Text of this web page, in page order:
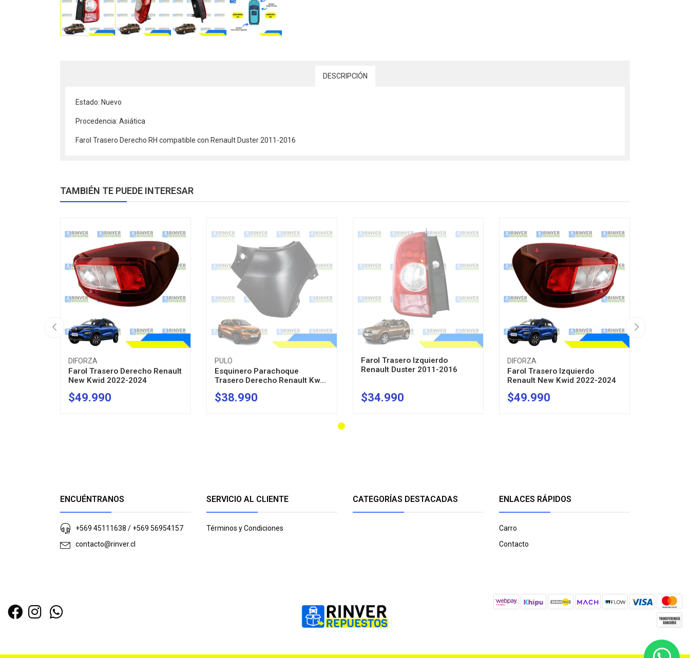
DESCRIPCIÓN
Estado: Nuevo
Procedencia: Asiática
Farol Trasero Derecho RH compatible con Renault Duster 2011-2016
TAMBIÉN TE PUEDE INTERESAR
DIFORZA
Farol Trasero Derecho Renault
New Kwid 2022-2024
-
$49.990
PULO
Esquinero Parachoque
Trasero Derecho Renault Kw...
AGOTADO
$38.990
Farol Trasero Izquierdo
Renault Duster 2011-2016
AGOTADO
$34.990
DIFORZA
Farol Trasero Izquierdo
Renault New Kwid 2022-2024
-
$49.990
ENCUÉNTRANOS
+569 45111638 / +569 56954157
contacto@rinver.cl
SERVICIO AL CLIENTE
Términos y Condiciones
CATEGORÍAS DESTACADAS ENLACES RÁPIDOS
Carro
Contacto